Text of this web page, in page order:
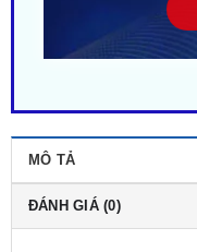
ĐÁNH GIÁ (0)